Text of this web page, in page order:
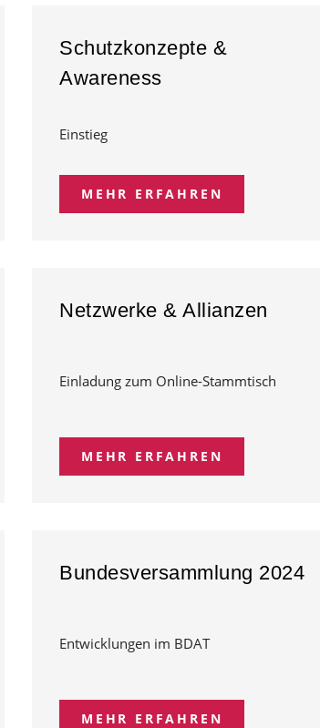
Schutzkonzepte &
Awareness
Einstieg
MEHR ERFAHREN
Netzwerke & Allianzen
Einladung zum Online-Stammtisch
MEHR ERFAHREN
Bundesversammlung 2024
Entwicklungen im BDAT
MEHR ERFAHREN